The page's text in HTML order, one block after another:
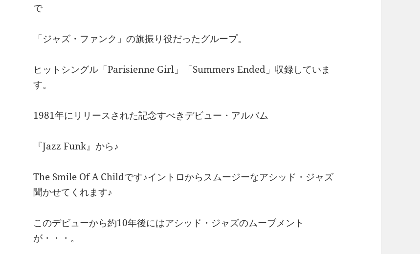
で
「ジャズ・ファンク」の旗振り役だったグループ。
ヒットシングル「Parisienne Girl」「Summers Ended」収録していま
す。
1981年にリリースされた記念すべきデビュー・アルバム
『Jazz Funk』から♪
The Smile Of A Childです♪イントロからスムージーなアシッド・ジャズ
聞かせてくれます♪
このデビューから約10年後にはアシッド・ジャズのムーブメント
が・・・。